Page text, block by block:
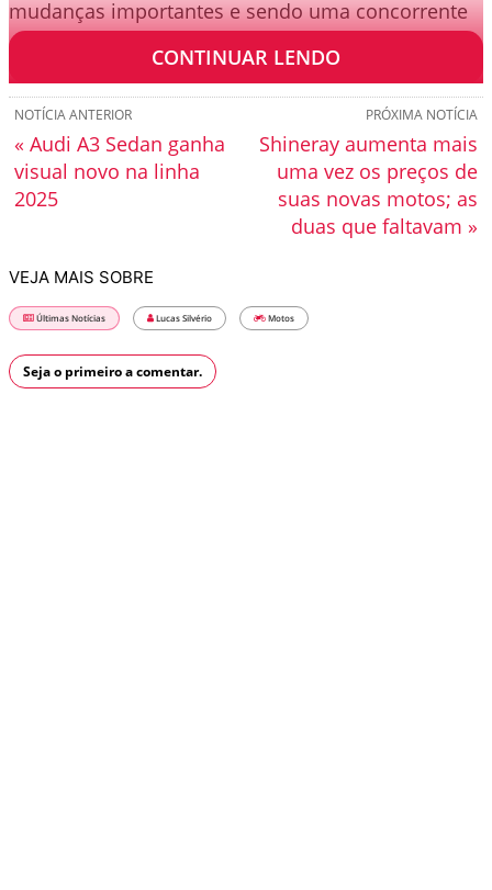
mudanças importantes e sendo uma concorrente
de peso para a categoria.
CONTINUAR LENDO
PRÓXIMA NOTÍCIA
Shineray aumenta mais
uma vez os preços de
suas novas motos; as
duas que faltavam »
NOTÍCIA ANTERIOR
« Audi A3 Sedan ganha
visual novo na linha
2025
VEJA MAIS SOBRE
Últimas Notícias Lucas Silvério Motos
Seja o primeiro a comentar.